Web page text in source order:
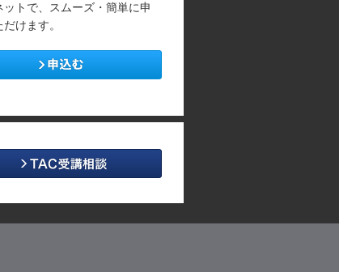
ットで、スムーズ・簡単に申
けます。